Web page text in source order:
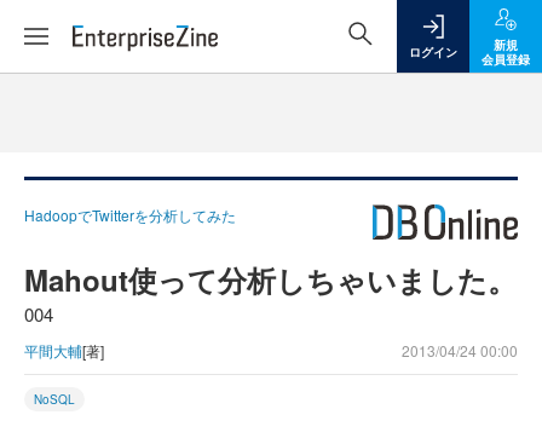
ログイン
新規
会員登録
HadoopでTwitterを分析してみた
Mahout使って分析しちゃいました。
004
平間大輔[著] 2013/04/24 00:00
NoSQL